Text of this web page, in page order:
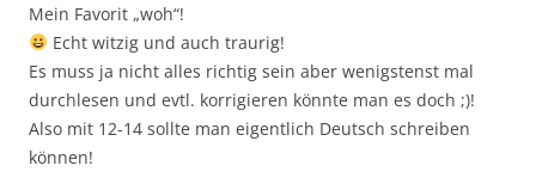
Mein Favorit „woh“!
Echt witzig und auch traurig!
Es muss ja nicht alles richtig sein aber wenigstenst mal
durchlesen und evtl. korrigieren könnte man es doch ;)!
Also mit 12-14 sollte man eigentlich Deutsch schreiben
können!